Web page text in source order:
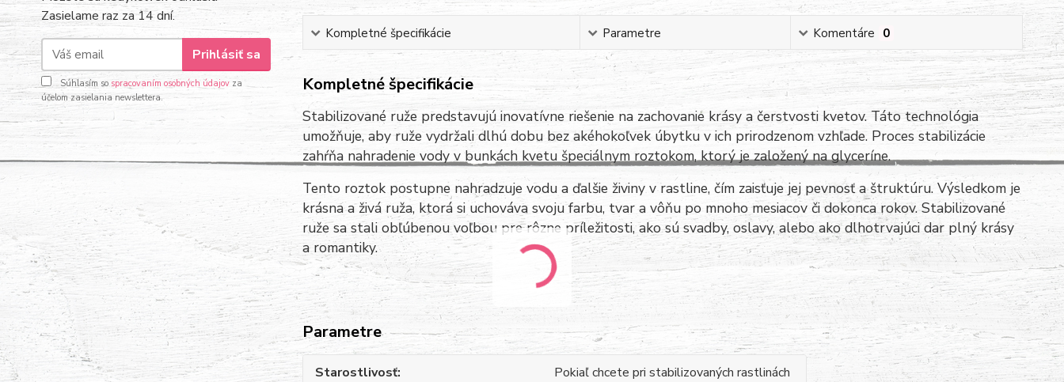
Zasielame raz za 14 dní.
Prihlásiť sa
Súhlasím so spracovaním osobných údajov za
účelom zasielania newslettera.
Kompletné špecifikácie Parametre Komentáre 0
Kompletné špecifikácie
Stabilizované ruže predstavujú inovatívne riešenie na zachovanie krásy a čerstvosti kvetov. Táto technológia
umožňuje, aby ruže vydržali dlhú dobu bez akéhokoľvek úbytku v ich prirodzenom vzhľade. Proces stabilizácie
zahŕňa nahradenie vody v bunkách kvetu špeciálnym roztokom, ktorý je založený na glyceríne.
Tento roztok postupne nahradzuje vodu a ďalšie živiny v rastline, čím zaisťuje jej pevnosť a štruktúru. Výsledkom je
krásna a živá ruža, ktorá si uchováva svoju farbu, tvar a vôňu po mnoho mesiacov či dokonca rokov. Stabilizované
ruže sa stali obľúbenou voľbou pre rôzne príležitosti, ako sú svadby, oslavy, alebo ako dlhotrvajúci dar plný krásy
a romantiky.
Parametre
Starostlivosť
Pokiaľ chcete pri stabilizovaných rastlinách